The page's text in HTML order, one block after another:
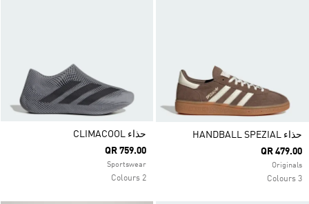
حذاء HANDBALL SPEZIAL
QR 479.00
Originals
3 Colours
حذاء CLIMACOOL
QR 759.00
Sportswear
2 Colours